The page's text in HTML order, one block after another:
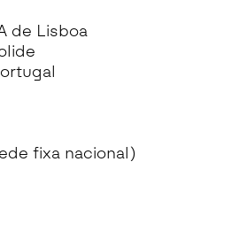
de Lisboa
fixa nacional)